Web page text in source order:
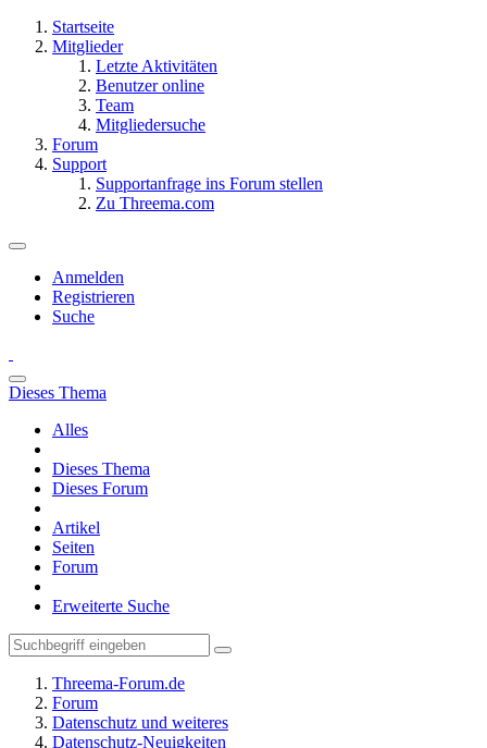
Startseite
Mitglieder
Letzte Aktivitäten
Benutzer online
Team
Mitgliedersuche
Forum
Support
Supportanfrage ins Forum stellen
Zu Threema.com
Anmelden
Registrieren
Suche
Dieses Thema
Alles
Dieses Thema
Dieses Forum
Artikel
Seiten
Forum
Erweiterte Suche
Threema-Forum.de
Forum
Datenschutz und weiteres
Datenschutz-Neuigkeiten